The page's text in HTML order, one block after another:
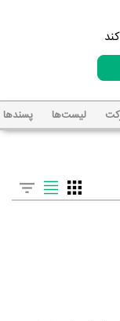
لیست‌ها پسند‌ها